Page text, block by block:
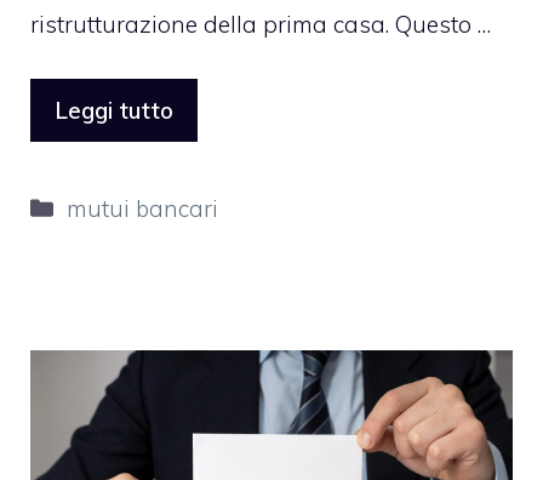
ristrutturazione della prima casa. Questo …
Leggi tutto
Categorie
mutui bancari